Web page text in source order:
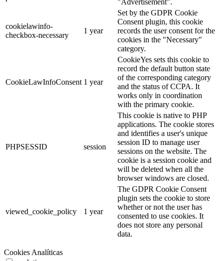
cookielawinfo-
checkbox-necessary
1 year
Set by the GDPR Cookie
Consent plugin, this cookie
records the user consent for the
cookies in the "Necessary"
category.
CookieLawInfoConsent 1 year
CookieYes sets this cookie to
record the default button state
of the corresponding category
and the status of CCPA. It
works only in coordination
with the primary cookie.
PHPSESSID session
This cookie is native to PHP
applications. The cookie stores
and identifies a user's unique
session ID to manage user
sessions on the website. The
cookie is a session cookie and
will be deleted when all the
browser windows are closed.
viewed_cookie_policy 1 year
The GDPR Cookie Consent
plugin sets the cookie to store
whether or not the user has
consented to use cookies. It
does not store any personal
data.
Cookies Analíticas